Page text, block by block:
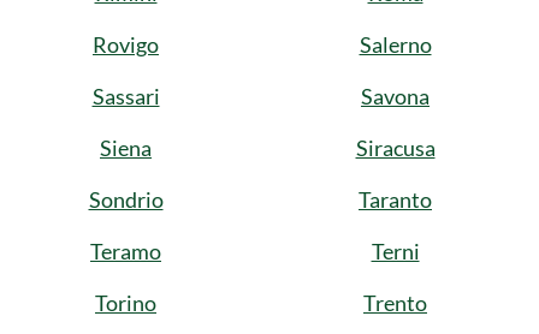
Rovigo
Salerno
Sassari
Savona
Siena
Siracusa
Sondrio
Taranto
Teramo
Terni
Torino
Trento